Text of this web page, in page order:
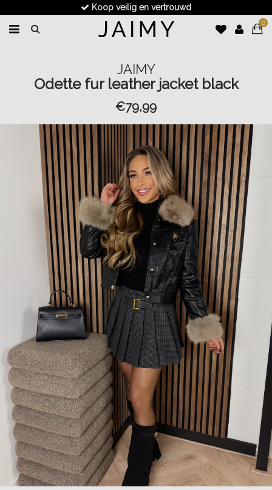
Koop veilig en vertrouwd
0
JAIMY
Odette fur leather jacket black
€79,99